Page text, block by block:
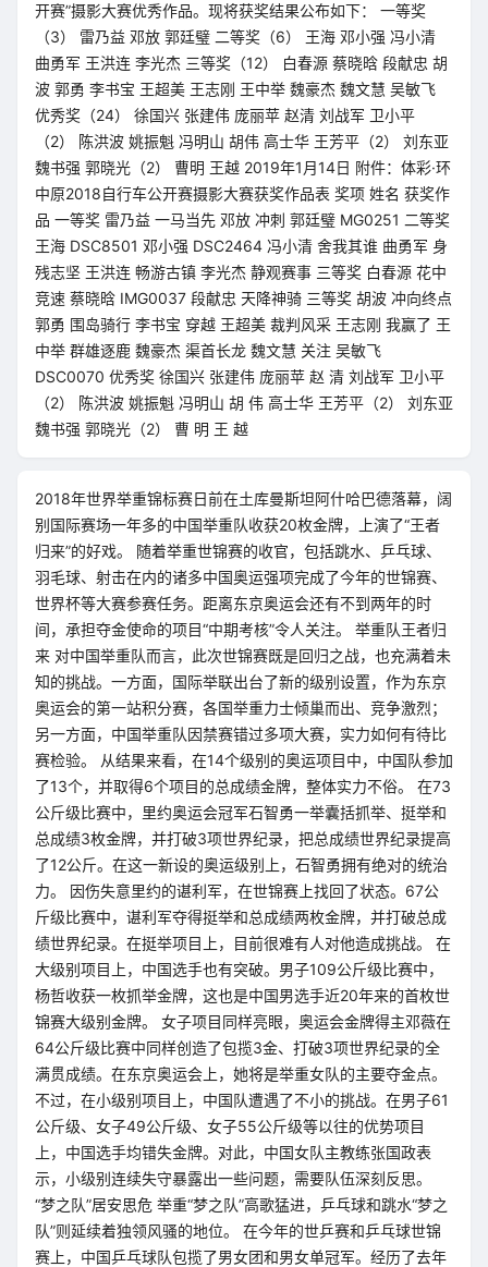
开赛”摄影大赛优秀作品。现将获奖结果公布如下： 一等奖
（3） 雷乃益 邓放 郭廷璧 二等奖（6） 王海 邓小强 冯小清
曲勇军 王洪连 李光杰 三等奖（12） 白春源 蔡晓晗 段献忠 胡
波 郭勇 李书宝 王超美 王志刚 王中举 魏豪杰 魏文慧 吴敏飞
优秀奖（24） 徐国兴 张建伟 庞丽苹 赵清 刘战军 卫小平
（2） 陈洪波 姚振魁 冯明山 胡伟 高士华 王芳平（2） 刘东亚
魏书强 郭晓光（2） 曹明 王越 2019年1月14日 附件：体彩·环
中原2018自行车公开赛摄影大赛获奖作品表 奖项 姓名 获奖作
品 一等奖 雷乃益 一马当先 邓放 冲刺 郭廷璧 MG0251 二等奖
王海 DSC8501 邓小强 DSC2464 冯小清 舍我其谁 曲勇军 身
残志坚 王洪连 畅游古镇 李光杰 静观赛事 三等奖 白春源 花中
竞速 蔡晓晗 IMG0037 段献忠 天降神骑 三等奖 胡波 冲向终点
郭勇 围岛骑行 李书宝 穿越 王超美 裁判风采 王志刚 我赢了 王
中举 群雄逐鹿 魏豪杰 渠首长龙 魏文慧 关注 吴敏飞
DSC0070 优秀奖 徐国兴 张建伟 庞丽苹 赵 清 刘战军 卫小平
（2） 陈洪波 姚振魁 冯明山 胡 伟 高士华 王芳平（2） 刘东亚
魏书强 郭晓光（2） 曹 明 王 越
2018年世界举重锦标赛日前在土库曼斯坦阿什哈巴德落幕，阔
别国际赛场一年多的中国举重队收获20枚金牌，上演了“王者
归来”的好戏。 随着举重世锦赛的收官，包括跳水、乒乓球、
羽毛球、射击在内的诸多中国奥运强项完成了今年的世锦赛、
世界杯等大赛参赛任务。距离东京奥运会还有不到两年的时
间，承担夺金使命的项目“中期考核”令人关注。 举重队王者归
来 对中国举重队而言，此次世锦赛既是回归之战，也充满着未
知的挑战。一方面，国际举联出台了新的级别设置，作为东京
奥运会的第一站积分赛，各国举重力士倾巢而出、竞争激烈；
另一方面，中国举重队因禁赛错过多项大赛，实力如何有待比
赛检验。 从结果来看，在14个级别的奥运项目中，中国队参加
了13个，并取得6个项目的总成绩金牌，整体实力不俗。 在73
公斤级比赛中，里约奥运会冠军石智勇一举囊括抓举、挺举和
总成绩3枚金牌，并打破3项世界纪录，把总成绩世界纪录提高
了12公斤。在这一新设的奥运级别上，石智勇拥有绝对的统治
力。 因伤失意里约的谌利军，在世锦赛上找回了状态。67公
斤级比赛中，谌利军夺得挺举和总成绩两枚金牌，并打破总成
绩世界纪录。在挺举项目上，目前很难有人对他造成挑战。 在
大级别项目上，中国选手也有突破。男子109公斤级比赛中，
杨哲收获一枚抓举金牌，这也是中国男选手近20年来的首枚世
锦赛大级别金牌。 女子项目同样亮眼，奥运会金牌得主邓薇在
64公斤级比赛中同样创造了包揽3金、打破3项世界纪录的全
满贯成绩。在东京奥运会上，她将是举重女队的主要夺金点。
不过，在小级别项目上，中国队遭遇了不小的挑战。在男子61
公斤级、女子49公斤级、女子55公斤级等以往的优势项目
上，中国选手均错失金牌。对此，中国女队主教练张国政表
示，小级别连续失守暴露出一些问题，需要队伍深刻反思。
“梦之队”居安思危 举重“梦之队”高歌猛进，乒乓球和跳水“梦之
队”则延续着独领风骚的地位。 在今年的世乒赛和乒乓球世锦
赛上，中国乒乓球队包揽了男女团和男女单冠军。经历了去年